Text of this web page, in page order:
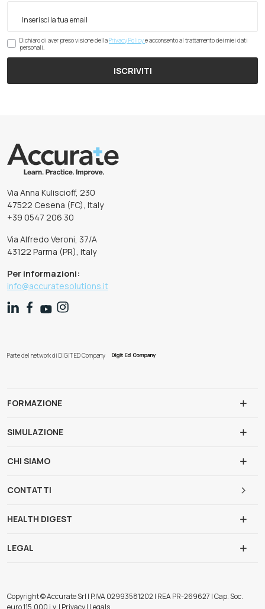
Dichiaro di aver preso visione dellaPrivacy Policye acconsento al trattamento dei miei dati
personali.
ISCRIVITI
Via Anna Kuliscioff, 230
47522 Cesena (FC), Italy
+39 0547 206 30
Via Alfredo Veroni, 37/A
43122 Parma (PR), Italy
Per informazioni:
info@accuratesolutions.it
Parte del network di DIGIT ED Company
FORMAZIONE
SIMULAZIONE
CHI SIAMO
CONTATTI
HEALTH DIGEST
LEGAL
Copyright © Accurate Srl | P.IVA 02993581202 | REA PR-269627 | Cap. Soc.
euro 115.000 i.v. | Privacy | Legals